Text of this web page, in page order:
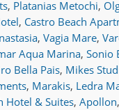
, Platanias Metochi,
, Castro Beach
, Vagia Mare,
Aqua Marina, Sonio
Bella Pais, Mikes
, Marakis, Ledra
Hotel & Suites, Apollon,